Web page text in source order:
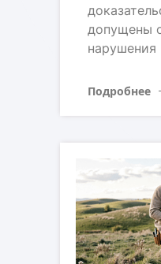
допущены
нарушения
Подробнее